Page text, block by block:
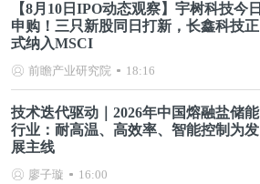
【8月10日IPO动态观察】宇树科技今日
申购！三只新股同日打新，长鑫科技正
式纳入MSCI
前瞻产业研究院 18:16
技术迭代驱动｜2026年中国熔融盐储能
行业：耐高温、高效率、智能控制为发
展主线
廖子璇 16:00